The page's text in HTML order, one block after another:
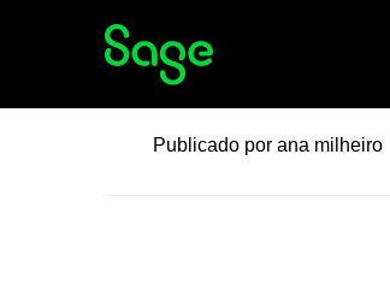
Publicado por ana milheiro